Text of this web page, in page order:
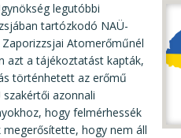
legutóbbi
tartózkodó NAÜ-
Atomerőműnél
azt a tájékoztatást kapták,
történhetett az erőmű
azonnali
hogy felmérhessék
megerősítette, hogy nem áll